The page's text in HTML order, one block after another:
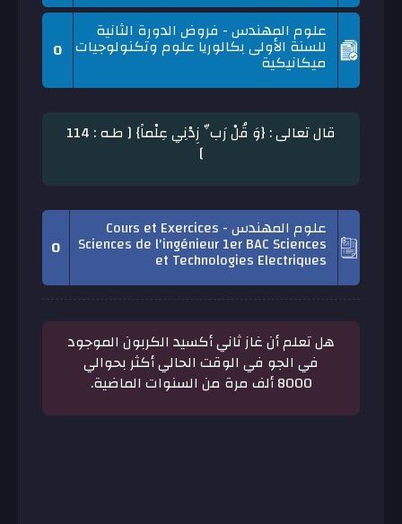
علوم المهندس - فروض الدورة الثانية
للسنة الأولى بكالوريا علوم وتكنولوجيات
ميكانيكية 0
قال تعالى : {وَ قُلْ رَبِّ زِدْنِي عِلْماً} [ طـه : 114
]
علوم المهندس - Cours et Exercices
Sciences de l'ingénieur 1er BAC Sciences
et Technologies Electriques
0
هل تعلم أن غاز ثاني أكسيد الكربون الموجود
في الجو في الوقت الحالي أكثر بحوالي
8000 ألف مرة من السنوات الماضية.